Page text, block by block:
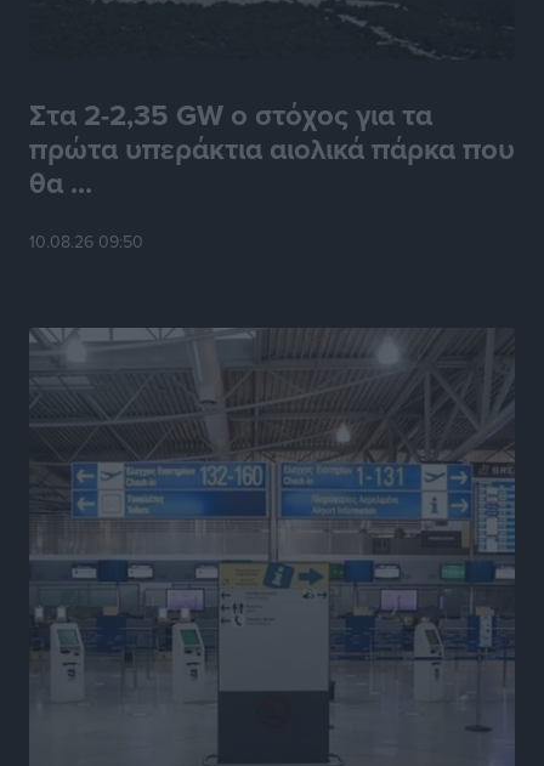
Στα 2-2,35 GW ο στόχος για τα
πρώτα υπεράκτια αιολικά πάρκα που
θα ...
10.08.26 09:50